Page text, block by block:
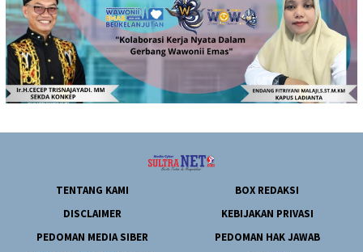
TENTANG KAMI
BOX REDAKSI
DISCLAIMER
KEBIJAKAN PRIVASI
PEDOMAN MEDIA SIBER
PEDOMAN HAK JAWAB